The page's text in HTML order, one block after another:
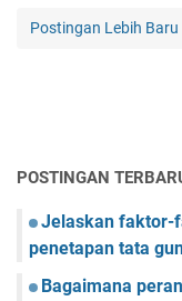
Postingan Lebih Baru
POSTINGAN
Jelaskan faktor-
penetapan tata
Bagaimana